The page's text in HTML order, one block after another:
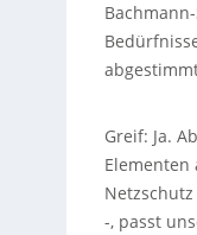
Greif: Ja.
Elementen
-, passt